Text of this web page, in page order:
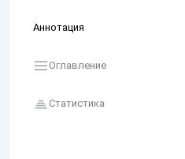
Аннотация
Оглавление
Статистика